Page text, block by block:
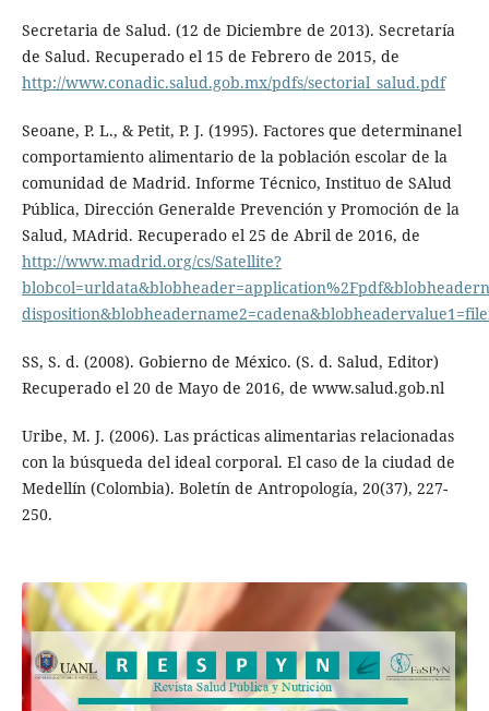
Secretaria de Salud. (12 de Diciembre de 2013). Secretaría
de Salud. Recuperado el 15 de Febrero de 2015, de
http://www.conadic.salud.gob.mx/pdfs/sectorial_salud.pdf
Seoane, P. L., & Petit, P. J. (1995). Factores que determinanel
comportamiento alimentario de la población escolar de la
comunidad de Madrid. Informe Técnico, Instituo de SAlud
Pública, Dirección Generalde Prevención y Promoción de la
Salud, MAdrid. Recuperado el 25 de Abril de 2016, de
http://www.madrid.org/cs/Satellite?
SS, S. d. (2008). Gobierno de México. (S. d. Salud, Editor)
Recuperado el 20 de Mayo de 2016, de www.salud.gob.nl
Uribe, M. J. (2006). Las prácticas alimentarias relacionadas
con la búsqueda del ideal corporal. El caso de la ciudad de
Medellín (Colombia). Boletín de Antropología, 20(37), 227-
250.